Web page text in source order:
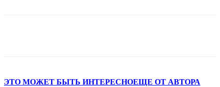
ЭТО МОЖЕТ БЫТЬ ИНТЕРЕСНОЕЩЕ ОТ АВТОРА